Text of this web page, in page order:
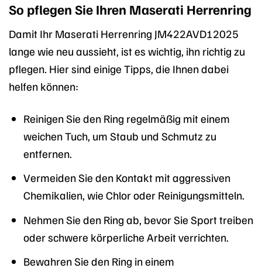
So pflegen Sie Ihren Maserati Herrenring
Damit Ihr Maserati Herrenring JM422AVD12025
lange wie neu aussieht, ist es wichtig, ihn richtig zu
pflegen. Hier sind einige Tipps, die Ihnen dabei
helfen können:
Reinigen Sie den Ring regelmäßig mit einem
weichen Tuch, um Staub und Schmutz zu
entfernen.
Vermeiden Sie den Kontakt mit aggressiven
Chemikalien, wie Chlor oder Reinigungsmitteln.
Nehmen Sie den Ring ab, bevor Sie Sport treiben
oder schwere körperliche Arbeit verrichten.
Bewahren Sie den Ring in einem